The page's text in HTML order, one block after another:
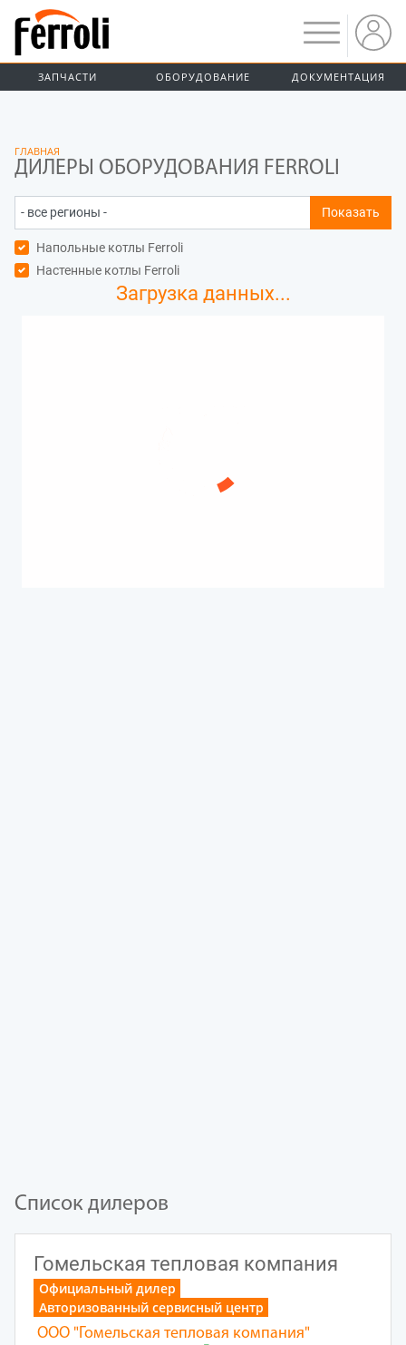
ЗАПЧАСТИ ОБОРУДОВАНИЕ ДОКУМЕНТАЦИЯ
ГЛАВНАЯ
ДИЛЕРЫ ОБОРУДОВАНИЯ FERROLI
Показать
Напольные котлы Ferroli
Настенные котлы Ferroli
Загрузка данных...
Список дилеров
Гомельская тепловая компания
Официальный дилер
Авторизованный сервисный центр
ООО "Гомельская тепловая компания"